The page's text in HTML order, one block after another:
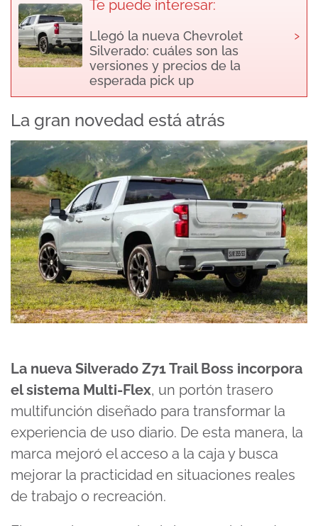
Te puede interesar:
Llegó la nueva Chevrolet
Silverado: cuáles son las
versiones y precios de la
esperada pick up
›
La gran novedad está atrás
La nueva Silverado Z71 Trail Boss incorpora
el sistema Multi-Flex, un portón trasero
multifunción diseñado para transformar la
experiencia de uso diario. De esta manera, la
marca mejoró el acceso a la caja y busca
mejorar la practicidad en situaciones reales
de trabajo o recreación.